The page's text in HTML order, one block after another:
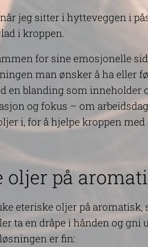
jeg sitter i hytteveggen i
i kroppen.
for sine emosjonelle
man ønsker å ha eller
en blanding som inneholder
og fokus – om
i, for å hjelpe kroppen
oljer på
eteriske oljer på aromatisk,
ta en dråpe i hånden og gni
er fin: